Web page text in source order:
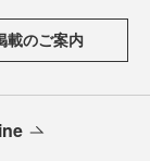
載のご案内